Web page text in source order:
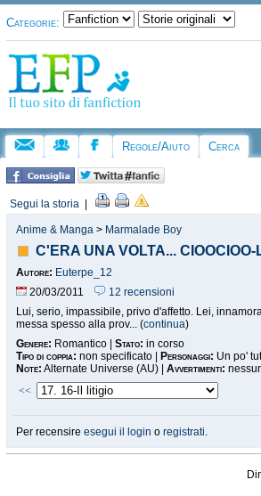
Categorie:
Regole/Aiuto Cerca
Segui la storia
Anime & Manga > Marmalade Boy
C'ERA UNA VOLTA... CIOOCIOO-
Autore: Euterpe_12
20/03/2011
12 recensioni
Lui, serio, impassibile, privo d'affetto. Lei,
messa spesso alla prov... (continua)
Genere: Romantico | Stato: in corso
Tipo di coppia: non specificato | Personaggi: Un po'
Note: Alternate Universe (AU) | Avvertimenti:
<<
Per recensire esegui il login o registrati.